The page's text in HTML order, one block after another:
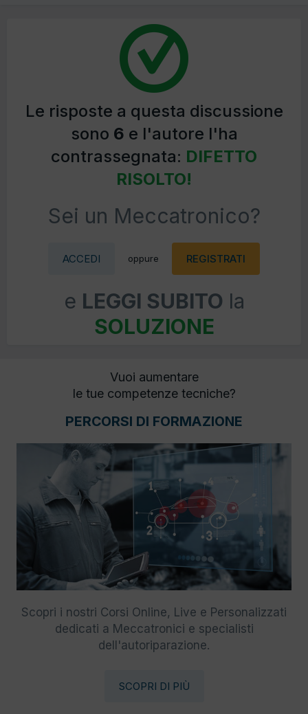
Le risposte a questa discussione
sono 6 e l'autore l'ha
contrassegnata: DIFETTO
RISOLTO!
Sei un Meccatronico?
ACCEDI oppure REGISTRATI
e LEGGI SUBITO la
SOLUZIONE
Vuoi aumentare
le tue competenze tecniche?
PERCORSI DI FORMAZIONE
Scopri i nostri Corsi Online, Live e Personalizzati
dedicati a Meccatronici e specialisti
dell'autoriparazione.
SCOPRI DI PIÙ